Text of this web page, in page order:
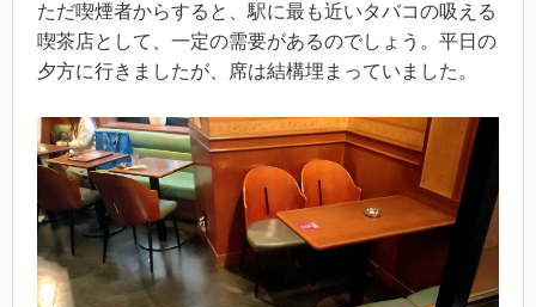
ただ喫煙者からすると、駅に最も近いタバコの吸える
喫茶店として、一定の需要があるのでしょう。平日の
夕方に行きましたが、席は結構埋まっていました。